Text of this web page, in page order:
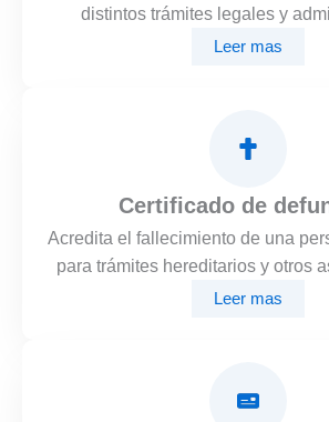
distintos trámites legales y
Leer mas
Certificado de
Acredita el fallecimiento de una
para trámites hereditarios y otros
Leer mas